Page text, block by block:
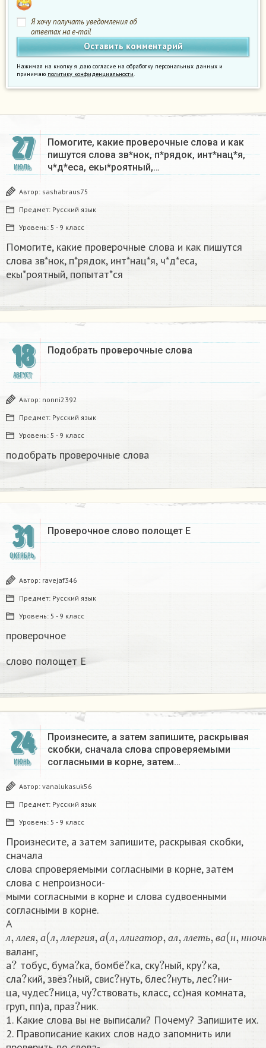
Я хочу получать уведомления об
ответах на e-mail
Нажимая на кнопку я даю согласие на обработку персональных данных и
принимаю политику конфиденциальности
27
ИЮЛЬ
Помогите, какие проверочные слова и как
пишутся слова зв*нок, п*рядок, инт*нац*я,
ч*д*еса, екы*роятный,…
Автор: sashabraus75
Предмет: Русский язык
Уровень: 5 - 9 класс
Помогите, какие проверочные слова и как пишутся
слова зв*нок, п*рядок, инт*нац*я, ч*д*еса,
екы*роятный, попытат*ся
18
АВГУСТ
Подобрать проверочные слова
Автор: nonni2392
Предмет: Русский язык
Уровень: 5 - 9 класс
подобрать проверочные слова
31
ОКТЯБРЬ
Проверочное слово полощет Е
Автор: ravejaf346
Предмет: Русский язык
Уровень: 5 - 9 класс
проверочное
слово полощет Е
24
ИЮНЬ
Произнесите, а затем запишите, раскрывая
скобки, сначала слова спроверяемыми
согласными в корне, затем…
Автор: vanalukasuk56
Предмет: Русский язык
Уровень: 5 - 9 класс
Произнесите, а затем запишите, раскрывая скобки,
сначала
слова спроверяемыми согласными в корне, затем
слова с непроизноси-
мыми согласными в корне и слова судвоенными
согласными в корне.
А
л ллея а л ллерг ия а л лл игат ор ал ллет ь ва н нн о ч
л а( , ь,
валанг,
а
?
тобус, бума
?
ка, бомбё
?
ка, ску
?
ный, кру
?
ка,
сла
?
кий, звёз
?
ный, свис
?
нуть, блес
?
нуть, лес
?
ни-
ца, чудес
?
ница, чу
?
ствовать, класс, сс)ная комната,
груп, пп)а, праз
?
ник.
1. Какие слова вы не выписали? Почему? Запишите их.
2. Правописание каких слов надо запомнить или